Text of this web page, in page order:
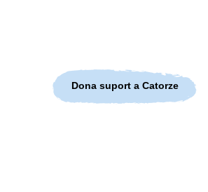
Dona suport a Catorze